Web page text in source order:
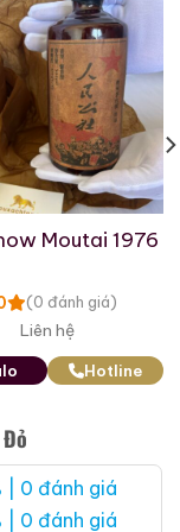
Minhed
có một
nhà Minhtrong
Moutai 1976
(0 đánh giá)
Liên hệ
Hotline
| 0 đánh giá
| 0 đánh giá